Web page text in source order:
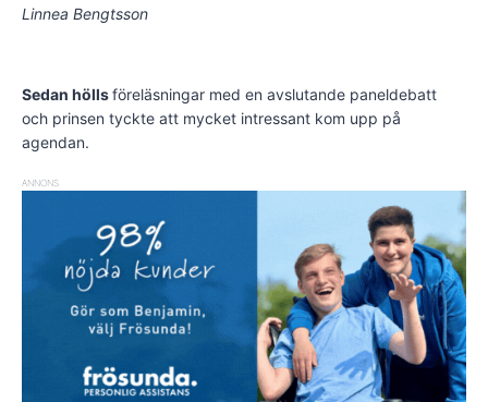
Linnea Bengtsson
Sedan höllsföreläsningar med en avslutande paneldebatt
och prinsen tyckte att mycket intressant kom upp på
agendan.
ANNONS